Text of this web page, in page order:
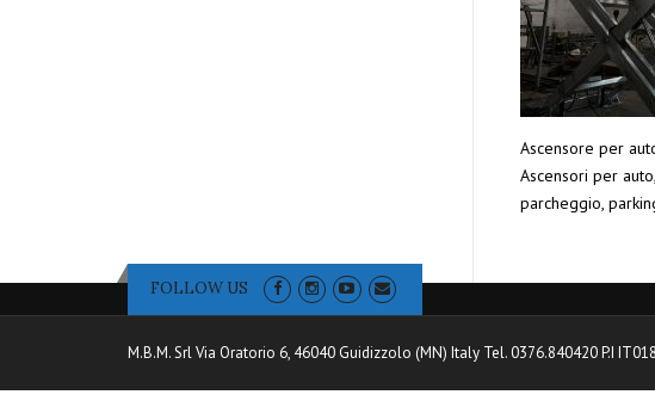
Ascensore per
Ascensori per
parcheggio,
FOLLOW US
M.B.M. Srl Via Oratorio 6, 46040 Guidizzolo (MN) Italy Tel. 0376.840420 P.I